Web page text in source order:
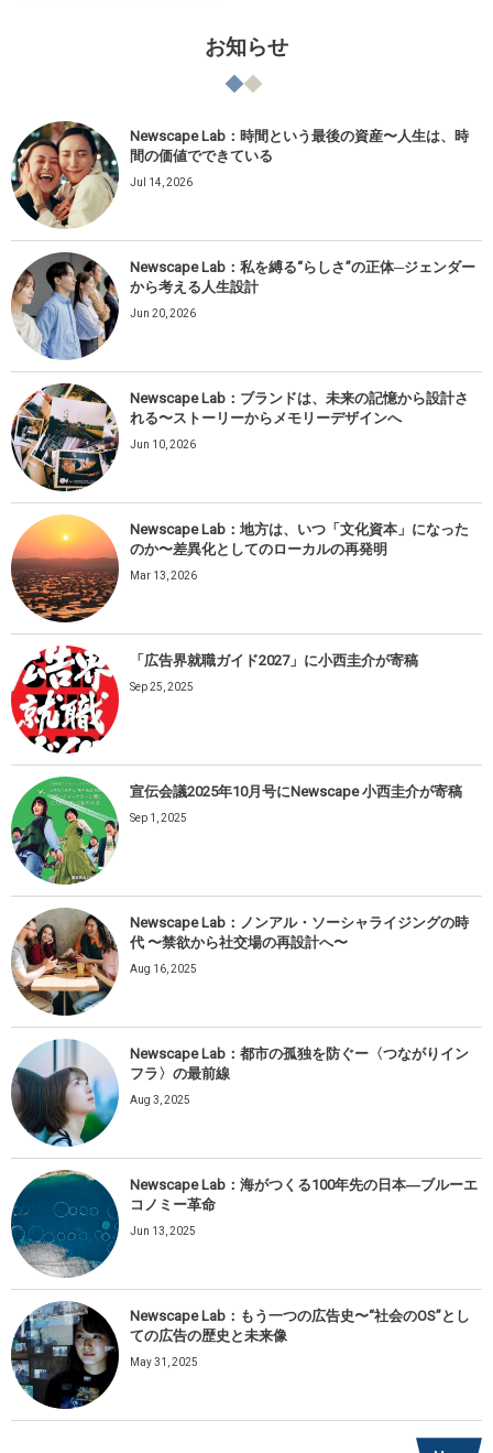
お知らせ
Newscape Lab：時間という最後の資産〜人生は、時
間の価値でできている
Jul 14, 2026
Newscape Lab：私を縛る“らしさ”の正体─ジェンダー
から考える人生設計
Jun 20, 2026
Newscape Lab：ブランドは、未来の記憶から設計さ
れる〜ストーリーからメモリーデザインへ
Jun 10, 2026
Newscape Lab：地方は、いつ「文化資本」になった
のか〜差異化としてのローカルの再発明
Mar 13, 2026
「広告界就職ガイド2027」に小西圭介が寄稿
Sep 25, 2025
宣伝会議2025年10月号にNewscape 小西圭介が寄稿
Sep 1, 2025
Newscape Lab：ノンアル・ソーシャライジングの時
代 〜禁欲から社交場の再設計へ〜
Aug 16, 2025
Newscape Lab：都市の孤独を防ぐー〈つながりイン
フラ〉の最前線
Aug 3, 2025
Newscape Lab：海がつくる100年先の日本―ブルーエ
コノミー革命
Jun 13, 2025
Newscape Lab：もう一つの広告史〜“社会のOS”とし
ての広告の歴史と未来像
May 31, 2025